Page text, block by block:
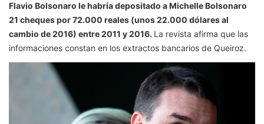
Flavio Bolsonaro le habría depositado a Michelle Bolsonaro
21 cheques por 72.000 reales (unos 22.000 dólares al
cambio de 2016) entre 2011 y 2016. La revista afirma que las
informaciones constan en los extractos bancarios de Queiroz.